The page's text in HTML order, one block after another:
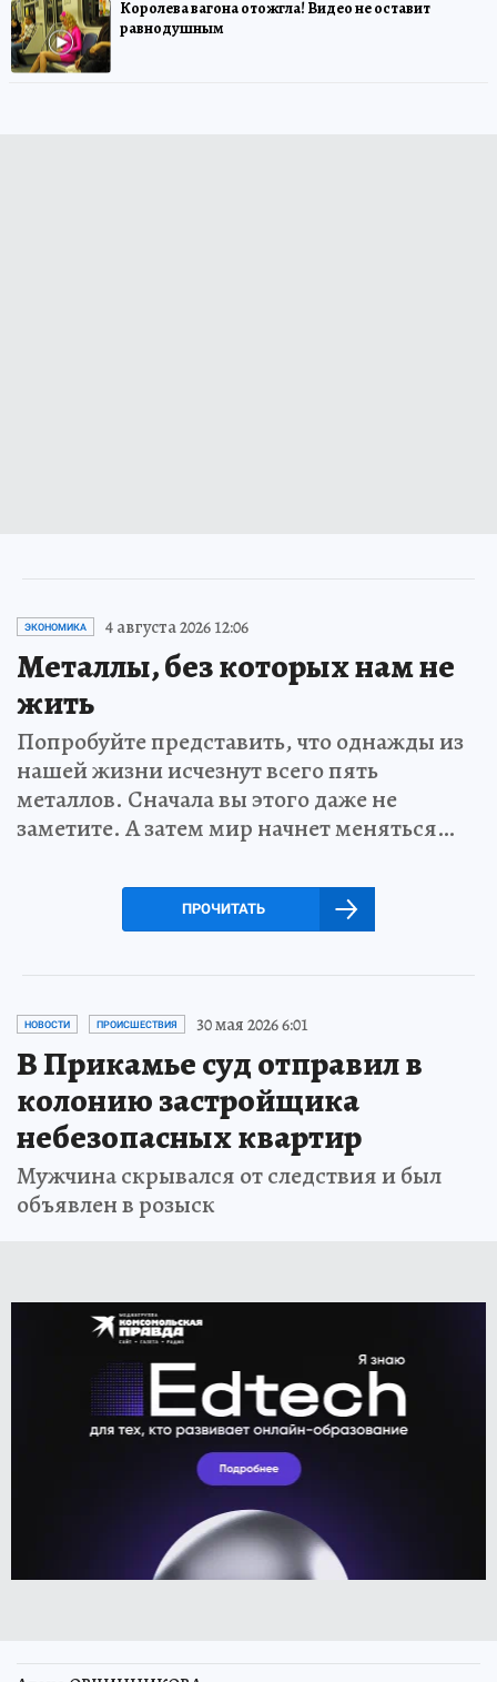
Королева вагона отожгла! Видео не оставит
равнодушным
ЭКОНОМИКА 4 августа 2026 12:06
Металлы, без которых нам не
жить
Попробуйте представить, что однажды из
нашей жизни исчезнут всего пять
металлов. Сначала вы этого даже не
заметите. А затем мир начнет меняться…
ПРОЧИТАТЬ
НОВОСТИ ПРОИСШЕСТВИЯ 30 мая 2026 6:01
В Прикамье суд отправил в
колонию застройщика
небезопасных квартир
Мужчина скрывался от следствия и был
объявлен в розыск